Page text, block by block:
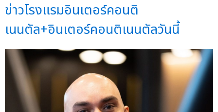
ข่าวโรงแรมอินเตอร์คอนติ
เนนตัล+อินเตอร์คอนติเนนตัลวันนี้